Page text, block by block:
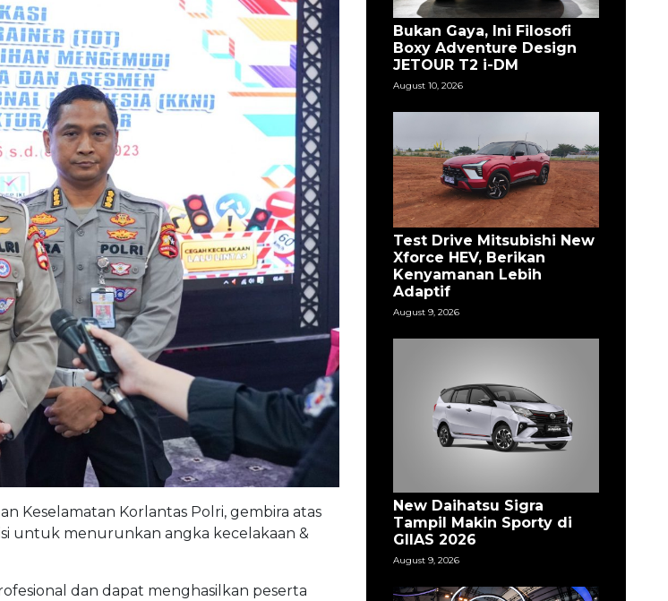
Keselamatan Korlantas Polri, gembira atas
untuk menurunkan angka kecelakaan &
dan dapat menghasilkan peserta
Bukan Gaya, Ini Filosofi
Boxy Adventure Design
JETOUR T2 i-DM
August 10, 2026
Test Drive Mitsubishi New
Xforce HEV, Berikan
Kenyamanan Lebih
Adaptif
August 9, 2026
New Daihatsu Sigra
Tampil Makin Sporty di
GIIAS 2026
August 9, 2026